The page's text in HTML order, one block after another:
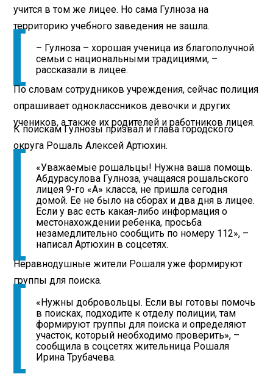
учится в том же лицее. Но сама Гулноза на
территорию учебного заведения не зашла.
– Гулноза – хорошая ученица из благополучной
семьи с национальными традициями, –
рассказали в лицее.
По словам сотрудников учреждения, сейчас полиция
опрашивает одноклассников девочки и других
учеников, а также их родителей и работников лицея.
К поискам Гулнозы призвал и глава городского
округа Рошаль Алексей Артюхин.
«Уважаемые рошальцы! Нужна ваша помощь.
Абдурасулова Гулноза, учащаяся рошальского
лицея 9-го «А» класса, не пришла сегодня
домой. Ее не было на сборах и два дня в лицее.
Если у вас есть какая-либо информация о
местонахождении ребенка, просьба
незамедлительно сообщить по номеру 112», –
написал Артюхин в соцсетях.
Неравнодушные жители Рошаля уже формируют
группы для поиска.
«Нужны добровольцы. Если вы готовы помочь
в поисках, подходите к отделу полиции, там
формируют группы для поиска и определяют
участок, который необходимо проверить», –
сообщила в соцсетях жительница Рошаля
Ирина Трубачева.